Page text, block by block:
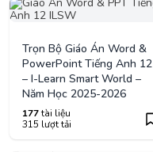
Trọn Bộ Giáo Án Word &
PowerPoint Tiếng Anh 12
– I-Learn Smart World –
Năm Học 2025-2026
177tài liệu
315 lượt tải